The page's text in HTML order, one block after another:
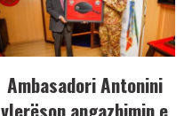
Ambasadori Antonini
vlerëson angazhimin e